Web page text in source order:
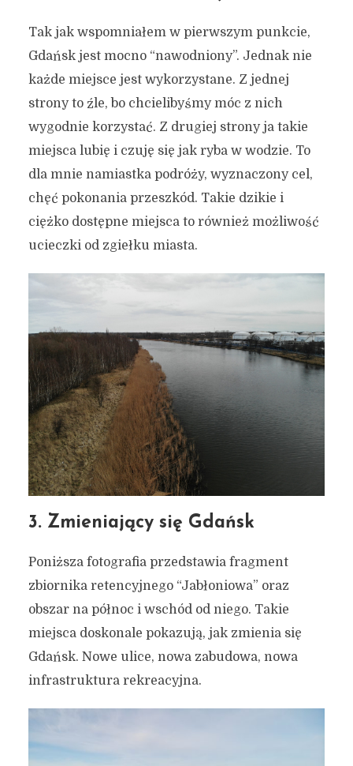
Tak jak wspomniałem w pierwszym punkcie,
Gdańsk jest mocno “nawodniony”. Jednak nie
każde miejsce jest wykorzystane. Z jednej
strony to źle, bo chcielibyśmy móc z nich
wygodnie korzystać. Z drugiej strony ja takie
miejsca lubię i czuję się jak ryba w wodzie. To
dla mnie namiastka podróży, wyznaczony cel,
chęć pokonania przeszkód. Takie dzikie i
ciężko dostępne miejsca to również możliwość
ucieczki od zgiełku miasta.
3. Zmieniający się Gdańsk
Poniższa fotografia przedstawia fragment
zbiornika retencyjnego “Jabłoniowa” oraz
obszar na północ i wschód od niego. Takie
miejsca doskonale pokazują, jak zmienia się
Gdańsk. Nowe ulice, nowa zabudowa, nowa
infrastruktura rekreacyjna.